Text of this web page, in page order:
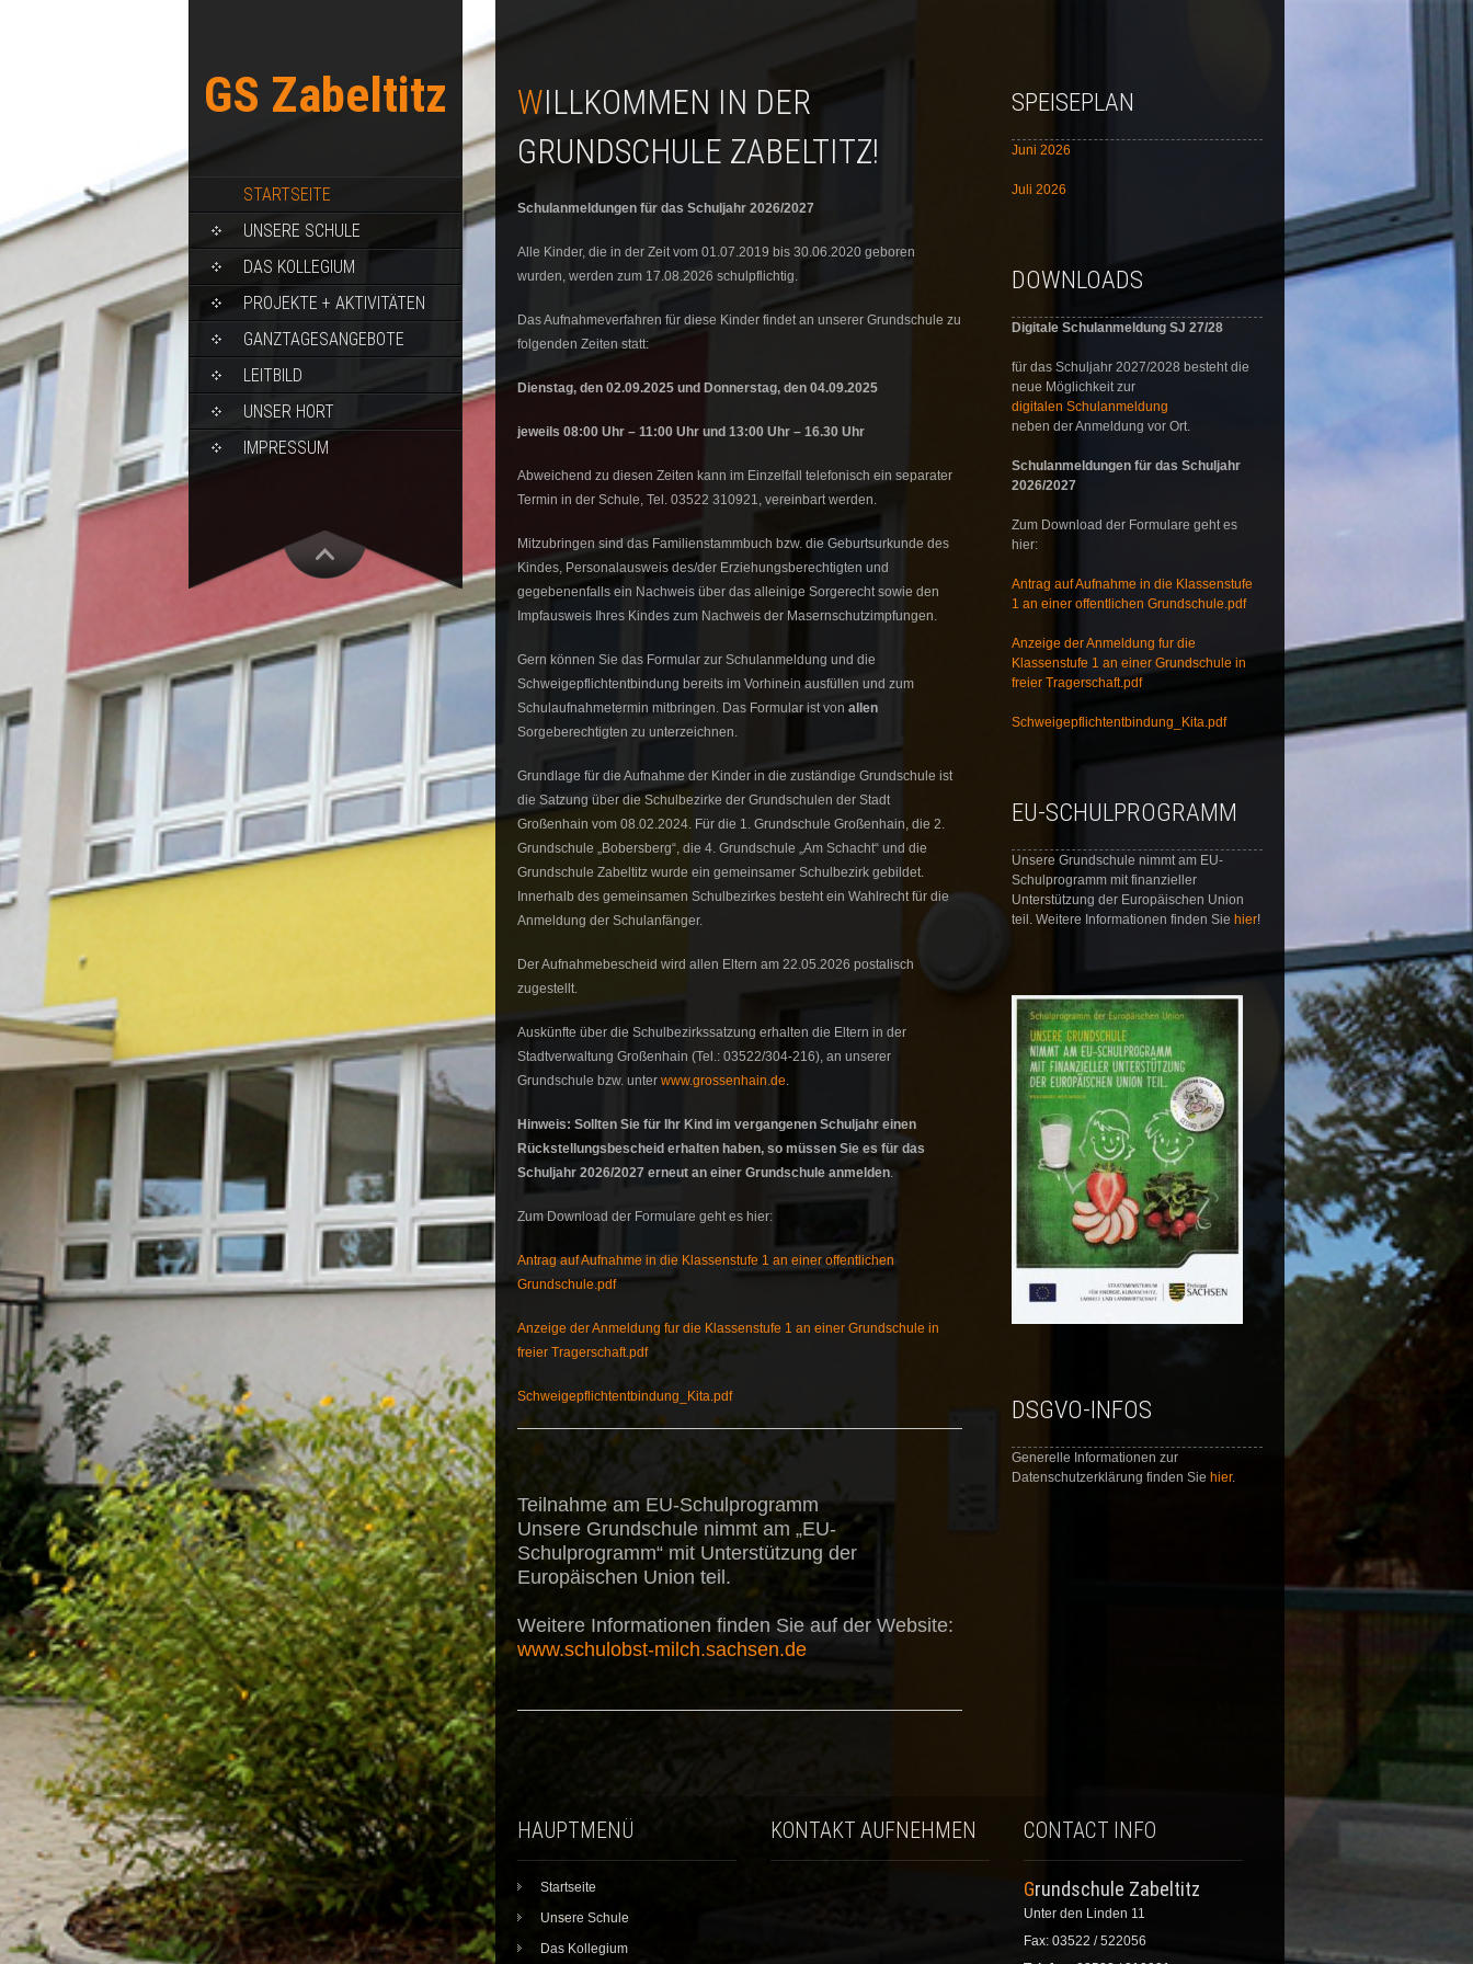
GS Zabeltitz
STARTSEITE
UNSERE SCHULE
DAS KOLLEGIUM
PROJEKTE + AKTIVITÄTEN
GANZTAGESANGEBOTE
LEITBILD
UNSER HORT
IMPRESSUM
WILLKOMMEN IN DER
GRUNDSCHULE ZABELTITZ!
Schulanmeldungen für das Schuljahr 2026/2027
Alle Kinder, die in der Zeit vom 01.07.2019 bis 30.06.2020 geboren
wurden, werden zum 17.08.2026 schulpflichtig.
Das Aufnahmeverfahren für diese Kinder findet an unserer Grundschule zu
folgenden Zeiten statt:
Dienstag, den 02.09.2025 und Donnerstag, den 04.09.2025
jewei ls 08:00 Uhr – 11:00 Uhr und 13:00 Uhr – 16.30 Uhr
Abweichend zu diesen Zeiten kann im Einzelfall telefonisch ein separater
Termin in der Schule, Tel. 03522 310921, vereinbart werden.
Mitzubringen sind das Familienstammbuch bzw. die Geburtsurkunde des
Kindes, Personalausweis des/der Erziehungsberechtigten und
gegebenenfalls ein Nachweis über das alleinige Sorgerecht sowie den
Impfausweis Ihres Kindes zum Nachweis der Masernschutzimpfungen.
Gern können Sie das Formular zur Schulanmeldung und die
Schweigepflichtentbindung bereits im Vorhinein ausfüllen und zum
Schulaufnahmetermin mitbringen. Das Formular ist von allen
Sorgeberechtigten zu unterzeichnen.
Grundlage für die Aufnahme der Kinder in die zuständige Grundschule ist
die Satzung über die Schulbezirke der Grundschulen der Stadt
Großenhain vom 08.02.2024. Für die 1. Grundschule Großenhain, die 2.
Grundschule „Bobersberg“, die 4. Grundschule „Am Schacht“ und die
Grundschule Zabeltitz wurde ein gemeinsamer Schulbezirk gebildet.
Innerhalb des gemeinsamen Schulbezirkes besteht ein Wahlrecht für die
Anmeldung der Schulanfänger.
Der Aufnahmebescheid wird allen Eltern am 22.05.2026 postalisch
zugestellt.
Auskünfte über die Schulbezirkssatzung erhalten die Eltern in der
Stadtverwaltung Großenhain (Tel.: 03522/304-216), an unserer
Grundschule bzw. unter www.grossenhain.de.
Hinweis: Sollten Sie für Ihr Kind im vergangenen Schuljahr einen
Rückstellungsbescheid erhalten haben, so müssen Sie es für das
Schuljahr 2026/2027 erneut an einer Grundschule anmelden.
Zum Download der Formulare geht es hier:
Antrag auf Aufnahme in die Klassenstufe 1 an einer offentlichen
Grundschule.pdf
Anzeige der Anmeldung fur die Klassenstufe 1 an einer Grundschule in
freier Tragerschaft.pdf
Schweigepflichtentbindung_Kita.pdf
Teilnahme am EU-Schulprogramm
Unsere Grundschule nimmt am „EU-
Schulprogramm“ mit Unterstützung der
Europäischen Union teil.
Weitere Informationen finden Sie auf der Website:
www.schulobst-milch.sachsen.de
SPEISEPLAN
Juni 2026
Juli 2026
DOWNLOADS
Digitale Schulanmeldung SJ 27/28
für das Schuljahr 2027/2028 besteht die
neue Möglichkeit zur
digitalen Schulanmeldung
neben der Anmeldung vor Ort.
Schulanmeldungen für das Schuljahr
2026/2027
Zum Download der Formulare geht es
hier:
Antrag auf Aufnahme in die Klassenstufe
1 an einer offentlichen Grundschule.pdf
Anzeige der Anmeldung fur die
Klassenstufe 1 an einer Grundschule in
freier Tragerschaft.pdf
Schweigepflichtentbindung_Kita.pdf
EU-SCHULPROGRAMM
Unsere Grundschule nimmt am EU-
Schulprogramm mit finanzieller
Unterstützung der Europäischen Union
teil. Weitere Informationen finden Sie hier!
DSGVO-INFOS
Generelle Informationen zur
Datenschutzerklärung finden Sie hier.
HAUPTMENÜ
Startseite
Unsere Schule
Das Kollegium
KONTAKT AUFNEHMEN CONTACT INFO
Grundschule Zabeltitz
Unter den Linden 11
Fax: 03522 / 522056